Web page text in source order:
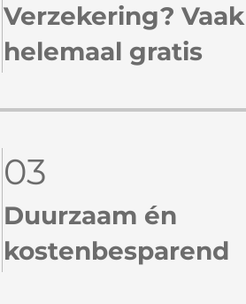
Verzekering? Vaak
helemaal gratis
03
Duurzaam én
kostenbesparend